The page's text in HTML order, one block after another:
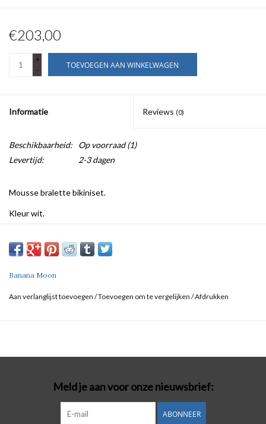
€203,00
+
-
TOEVOEGEN AAN WINKELWAGEN
Informatie Reviews (0)
Beschikbaarheid: Op voorraad(1)
Levertijd:
2-3 dagen
Mousse bralette bikiniset.
Kleur wit.
Banana Moon
Aan verlanglijst toevoegen /Toevoegen om te vergelijken /Afdrukken
Meld je aan voor onze nieuwsbrief:
ABONNEER